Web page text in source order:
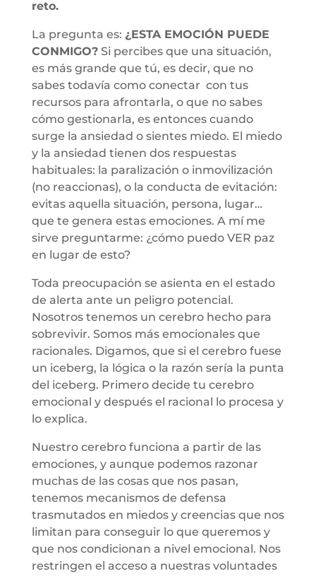
reto.
La pregunta es: ¿ESTA EMOCIÓN PUEDE
CONMIGO?Si percibes que una situación,
es más grande que tú, es decir, que no
sabes todavía como conectar con tus
recursos para afrontarla, o que no sabes
cómo gestionarla, es entonces cuando
surge la ansiedad o sientes miedo. El miedo
y la ansiedad tienen dos respuestas
habituales: la paralización o inmovilización
(no reaccionas), o la conducta de evitación:
evitas aquella situación, persona, lugar…
que te genera estas emociones. A mí me
sirve preguntarme: ¿cómo puedo VER paz
en lugar de esto?
Toda preocupación se asienta en el estado
de alerta ante un peligro potencial.
Nosotros tenemos un cerebro hecho para
sobrevivir. Somos más emocionales que
racionales. Digamos, que si el cerebro fuese
un iceberg, la lógica o la razón sería la punta
del iceberg. Primero decide tu cerebro
emocional y después el racional lo procesa y
lo explica.
Nuestro cerebro funciona a partir de las
emociones, y aunque podemos razonar
muchas de las cosas que nos pasan,
tenemos mecanismos de defensa
trasmutados en miedos y creencias que nos
limitan para conseguir lo que queremos y
que nos condicionan a nivel emocional. Nos
restringen el acceso a nuestras voluntades